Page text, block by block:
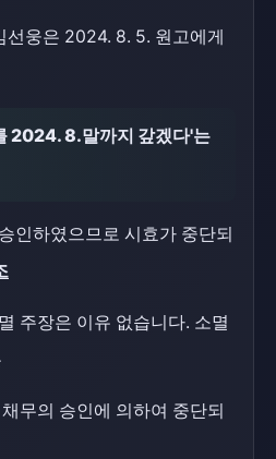
선웅은 2024. 8. 5. 원고에게
2024. 8.말까지 갚겠다'는
인하였으므로 시효가 중단되
주장은 이유 없습니다. 소멸
무의 승인에 의하여 중단되